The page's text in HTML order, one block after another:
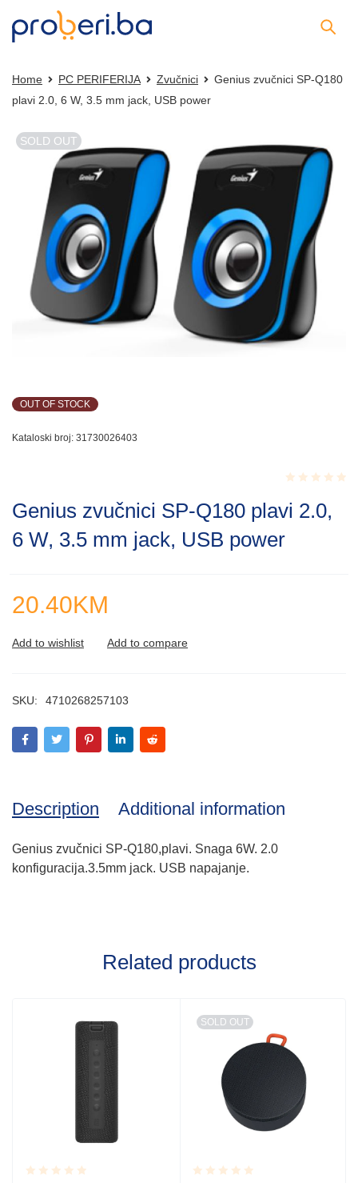
Home PC PERIFERIJA Zvučnici
Genius zvučnici SP-Q180
plavi 2.0, 6 W, 3.5 mm jack, USB power
SOLD OUT
OUT OF STOCK
Kataloski broj: 31730026403
0.001
Genius zvučnici SP-Q180 plavi 2.0,
6 W, 3.5 mm jack, USB power
20.40KM
SKU: 4710268257103
Description Additional information
Genius zvučnici SP-Q180,plavi. Snaga 6W. 2.0
konfiguracija.3.5mm jack. USB napajanje.
Related products
SOLD OUT